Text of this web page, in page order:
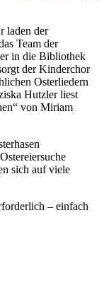
laden der
Team der
in die Bibliothek
der Kinderchor
Osterliedern
Hutzler liest
von Miriam
sich auf viele
– einfach